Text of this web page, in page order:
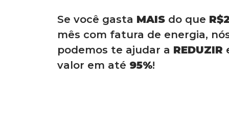
Se você gasta MAIS do que
mês com fatura de energia,
podemos te ajudar a REDUZIR
valor em até 95%!